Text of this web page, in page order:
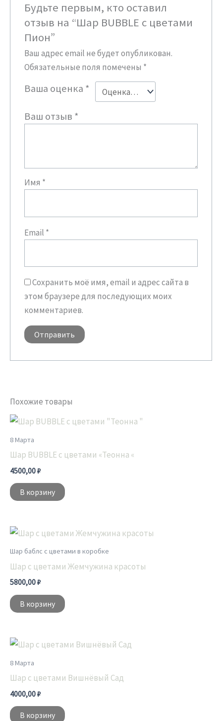
Будьте первым, кто оставил
отзыв на “Шар BUBBLE c цветами
Пион”
Ваш адрес email не будет опубликован.
Обязательные поля помечены *
Ваша оценка *
Ваш отзыв *
Имя *
Email *
Сохранить моё имя, email и адрес сайта в
этом браузере для последующих моих
комментариев.
Похожие товары
8 Марта
Шар BUBBLE c цветами «Теонна «
4500,00₽
В корзину
Шар баблс с цветами в коробке
Шар с цветами Жемчужина красоты
5800,00₽
В корзину
8 Марта
Шар с цветами Вишнёвый Сад
4000,00₽
В корзину